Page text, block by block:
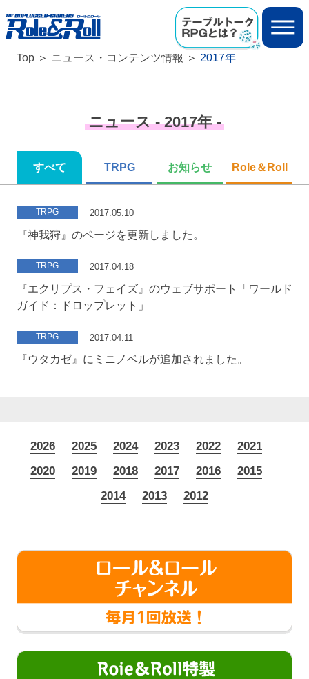
Top ニュース・コンテンツ情報 2017年
ニュース - 2017年 -
すべて TRPG お知らせ Role＆Roll
TRPG 2017.05.10
『神我狩』のページを更新しました。
TRPG 2017.04.18
『エクリプス・フェイズ』のウェブサポート「ワールド
ガイド：ドロップレット」
TRPG 2017.04.11
『ウタカゼ』にミニノベルが追加されました。
2026 2025 2024 2023 2022
2021
2020
2019 2018 2017 2016
2015
2014
2013 2012